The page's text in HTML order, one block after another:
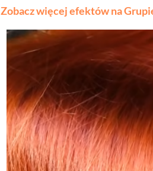
Zobacz więcej efektów na